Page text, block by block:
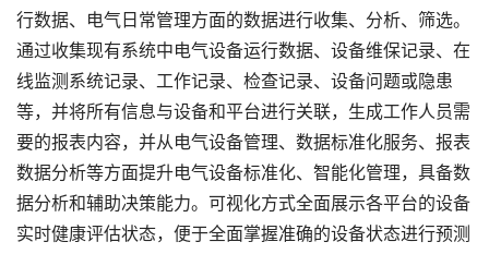
行数据、电气日常管理方面的数据进行收集、分析、筛选。
通过收集现有系统中电气设备运行数据、设备维保记录、在
线监测系统记录、工作记录、检查记录、设备问题或隐患
等，并将所有信息与设备和平台进行关联，生成工作人员需
要的报表内容，并从电气设备管理、数据标准化服务、报表
数据分析等方面提升电气设备标准化、智能化管理，具备数
据分析和辅助决策能力。可视化方式全面展示各平台的设备
实时健康评估状态，便于全面掌握准确的设备状态进行预测